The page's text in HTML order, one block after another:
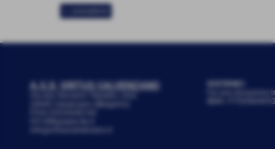
A.S.D. VIRTUS CALVENZANO
Fai una donazione
IBAN: